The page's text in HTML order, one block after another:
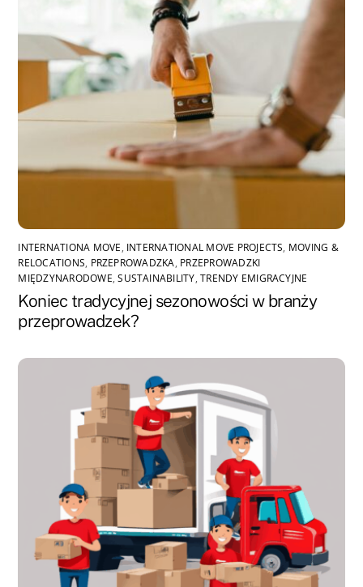
INTERNATIONA MOVE, INTERNATIONAL MOVE PROJECTS, MOVING &
RELOCATIONS, PRZEPROWADZKA, PRZEPROWADZKI
MIĘDZYNARODOWE,SUSTAINABILITY,TRENDY EMIGRACYJNE
Koniec tradycyjnej sezonowości w branży
przeprowadzek?